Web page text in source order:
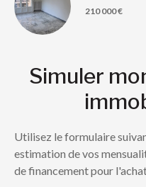
210 000 €
Simuler
Utilisez le formulaire
estimation de vos
de financement pour